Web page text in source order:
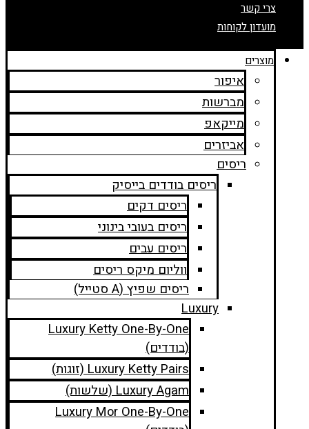
צרי קשר
מועדון לקוחות
מוצרים
איפור
מברשות
מייקאפ
אביזרים
ריסים
ריסים בודדים בייסיק
ריסים דקים
ריסים בעובי בינוני
ריסים עבים
ווליום מיקס ריסים
ריסים שפיץ (A סטייל)
Luxury
Luxury Ketty One-By-One
(בודדים)
Luxury Ketty Pairs (זוגות)
Luxury Agam (שלשות)
Luxury Mor One-By-One